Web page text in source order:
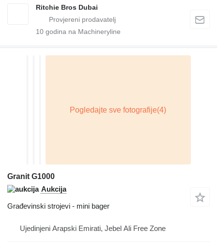
Ritchie Bros Dubai
10 godina na Machineryline
Granit G1000
Aukcija
Građevinski strojevi - mini bager
Ujedinjeni Arapski Emirati, Jebel Ali Free Zone